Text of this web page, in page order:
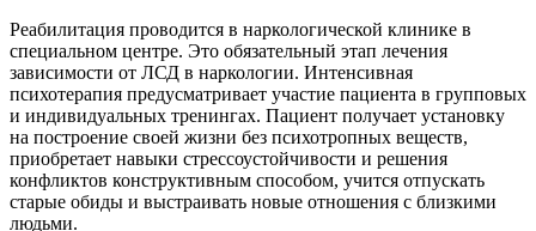
Реабилитация проводится в наркологической клинике в
специальном центре. Это обязательный этап лечения
зависимости от ЛСД в наркологии. Интенсивная
психотерапия предусматривает участие пациента в групповых
и индивидуальных тренингах. Пациент получает установку
на построение своей жизни без психотропных веществ,
приобретает навыки стрессоустойчивости и решения
конфликтов конструктивным способом, учится отпускать
старые обиды и выстраивать новые отношения с близкими
людьми.